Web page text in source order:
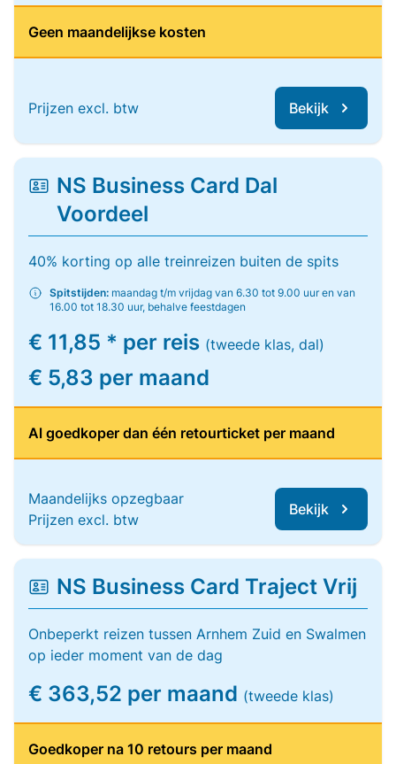
Geen maandelijkse kosten
Prijzen excl. btw Bekijk
NS Business Card Dal
Voordeel
40% korting op alle treinreizen buiten de spits
Spitstijden: maandag t/m vrijdag van 6.30 tot 9.00 uur en van
16.00 tot 18.30 uur, behalve feestdagen
€ 11,85 * per reis (tweede klas, dal)
€ 5,83 per maand
Al goedkoper dan één retourticket per maand
Maandelijks opzegbaar
Prijzen excl. btw
Bekijk
NS Business Card Traject Vrij
Onbeperkt reizen tussen Arnhem Zuid en Swalmen
op ieder moment van de dag
€ 363,52 per maand (tweede klas)
Goedkoper na 10 retours per maand